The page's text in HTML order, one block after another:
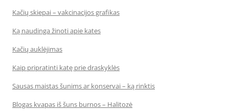
Kačių skiepai – vakcinacijos grafikas
Ką naudinga žinoti apie kates
Kačių auklėjimas
Kaip pripratinti katę prie draskyklės
Sausas maistas šunims ar konservai – ką rinktis
Blogas kvapas iš šuns burnos – Halitozė